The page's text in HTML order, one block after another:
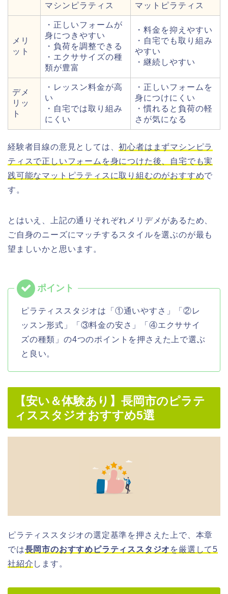
マシンピラティス マットピラティス
メリ
ット
・正しいフォームが
身につきやすい
・負荷を調整できる
・エクササイズの種
類が豊富
・料金を抑えやすい
・自宅でも取り組み
やすい
・継続しやすい
デメ
リッ
ト
・レッスン料金が高
い
・自宅では取り組み
にくい
・正しいフォームを
身につけにくい
・慣れると負荷の軽
さが気になる
経験者目線の意見としては、初心者はまずマシンピラ
ティスで正しいフォームを身につけた後、自宅でも実
践可能なマットピラティスに取り組むのがおすすめで
す。
とはいえ、上記の通りそれぞれメリデメがあるため、
ご自身のニーズにマッチするスタイルを選ぶのが最も
望ましいかと思います。
ピラティススタジオは「①通いやすさ」「②レ
ッスン形式」「③料金の安さ」「④エクササイ
ズの種類」の4つのポイントを押さえた上で選ぶ
と良い。
【安い＆体験あり】長岡市のピラテ
ィススタジオおすすめ5選
ピラティススタジオの選定基準を押さえた上で、本章
では長岡市のおすすめピラティススタジオ を厳選して5
社紹介 します。